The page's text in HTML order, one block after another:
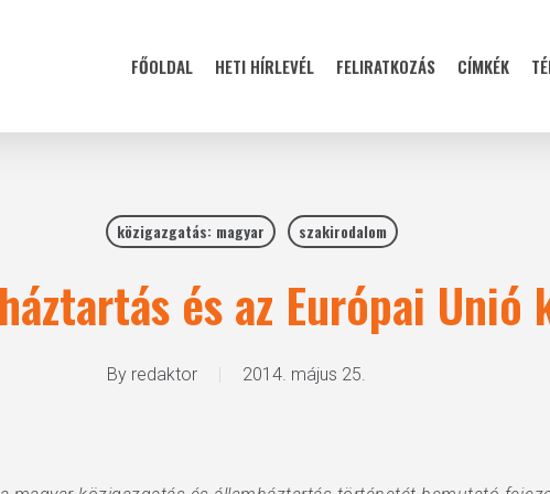
FŐOLDAL HETI HÍRLEVÉL FELIRATKOZÁS CÍMKÉK
közigazgatás: magyar szakirodalom
és az Európai Unió
By redaktor 2014. május 25.